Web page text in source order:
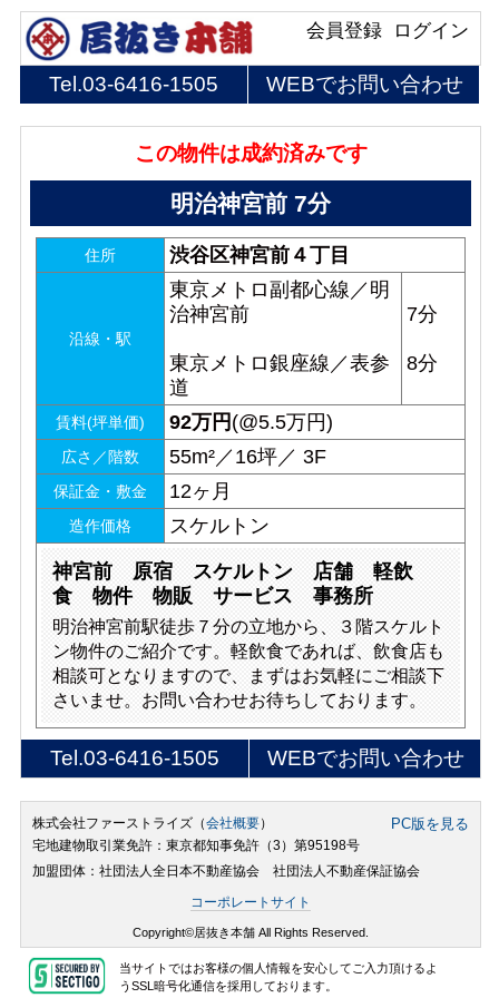
ログイン
会員登録
Tel.03-6416-1505 WEBでお問い合わせ
この物件は成約済みです
明治神宮前 7分
住所 渋谷区神宮前４丁目
沿線・駅
東京メトロ副都心線／明
治神宮前
東京メトロ銀座線／表参
道
7分
8分
賃料(坪単価) 92万円 (@5.5万円)
広さ／階数 55m²／16坪／ 3F
保証金・敷金 12ヶ月
造作価格 スケルトン
神宮前 原宿 スケルトン 店舗 軽飲
食 物件 物販 サービス 事務所
明治神宮前駅徒歩７分の立地から、３階スケルト
ン物件のご紹介です。軽飲食であれば、飲食店も
相談可となりますので、まずはお気軽にご相談下
さいませ。お問い合わせお待ちしております。
Tel.03-6416-1505 WEBでお問い合わせ
株式会社ファーストライズ（会社概要） PC版を見る
宅地建物取引業免許：東京都知事免許（3）第95198号
加盟団体：社団法人全日本不動産協会 社団法人不動産保証協会
コーポレートサイト
Copyright©居抜き本舗 All Rights Reserved.
当サイトではお客様の個人情報を安心してご入力頂けるよ
うSSL暗号化通信を採用しております。